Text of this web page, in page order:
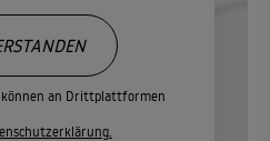
können an Drittplattformen